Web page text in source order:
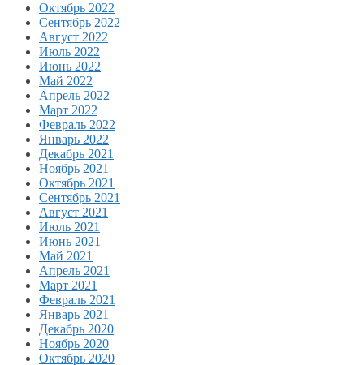
Октябрь 2022
Сентябрь 2022
Август 2022
Июль 2022
Июнь 2022
Май 2022
Апрель 2022
Март 2022
Февраль 2022
Январь 2022
Декабрь 2021
Ноябрь 2021
Октябрь 2021
Сентябрь 2021
Август 2021
Июль 2021
Июнь 2021
Май 2021
Апрель 2021
Март 2021
Февраль 2021
Январь 2021
Декабрь 2020
Ноябрь 2020
Октябрь 2020